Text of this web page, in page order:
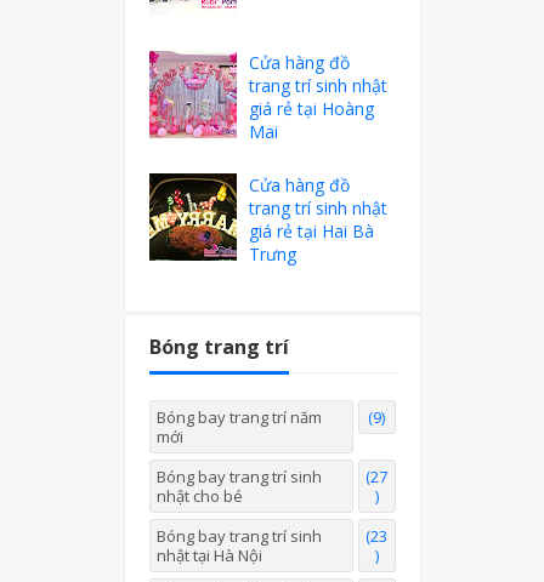
Cửa hàng đồ
trang trí sinh nhật
giá rẻ tại Hoàng
Mai
Cửa hàng đồ
trang trí sinh nhật
giá rẻ tại Hai Bà
Trưng
Bóng trang trí
Bóng bay trang trí năm
mới
(9)
Bóng bay trang trí sinh
nhật cho bé
(27
)
Bóng bay trang trí sinh
nhật tại Hà Nội
(23
)